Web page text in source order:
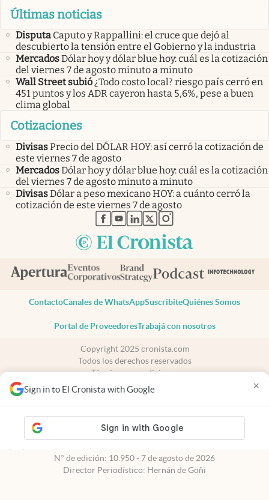
Sign in to El Cronista with Google ×
Últimas noticias
Disputa Caputo y Rappallini: el cruce que dejó al
descubierto la tensión entre el Gobierno y la industria
MercadosDólar hoy y dólar blue hoy: cuál es la cotización
del viernes 7 de agosto minuto a minuto
Wall Street subió¿Todo costo local? riesgo país cerró en
451 puntos y los ADR cayeron hasta 5,6%, pese a buen
clima global
Cotizaciones
DivisasPrecio del DÓLAR HOY: así cerró la cotización de
este viernes 7 de agosto
MercadosDólar hoy y dólar blue hoy: cuál es la cotización
del viernes 7 de agosto minuto a minuto
DivisasDólar a peso mexicano HOY: a cuánto cerró la
cotización de este viernes 7 de agosto
abre en nueva pestaña
abre en nueva pestaña
abre en nueva pestaña
abre en nueva pestaña
abre en nueva pestaña
ContactoCanales de WhatsAppSuscribiteQuiénes Somos
Portal de ProveedoresTrabajá con nosotros
Copyright 2025 cronista.com
Todos los derechos reservados
Términos y condiciones
Privacidad
Consentimiento
cronista.com
es propiedad de El Cronista Comercial S.A Registro de
N° de edición: 10.950 - 7 de agosto de 2026
Director Periodístico: Hernán de Goñi